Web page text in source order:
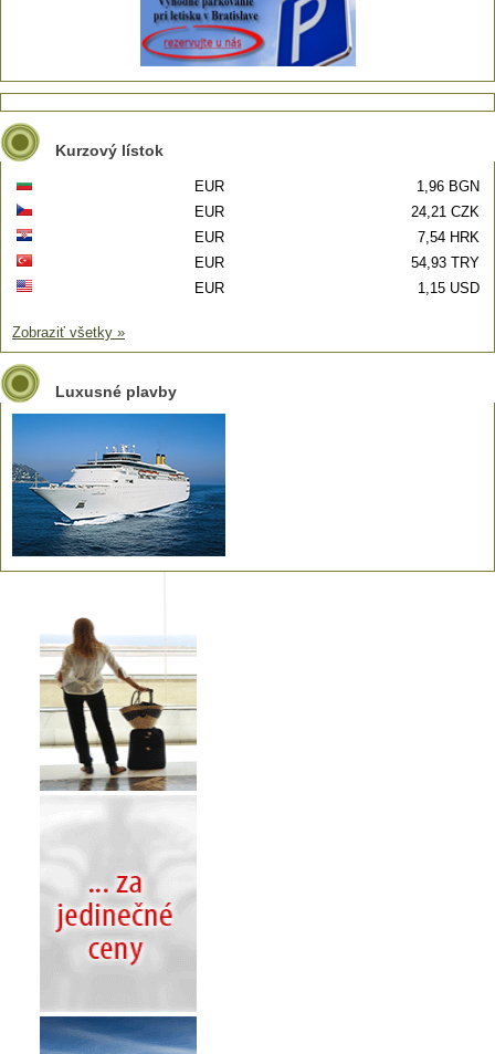
Kurzový lístok
EUR
1,96 BGN
EUR
24,21 CZK
EUR
7,54 HRK
EUR
54,93 TRY
EUR
1,15 USD
Zobraziť všetky »
Luxusné plavby